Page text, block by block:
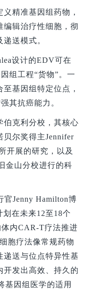
精准基因组药物，
编辑治疗性细胞，彻
送模式。
设计的EDV可在
组工程“货物”。一
基因组特定位点，
其抗癌能力。
伯克利分校，其核心
贝尔奖得主Jennifer
开展的研究，以及
金山分校进行的科
官Jenny Hamilton博
在未来12至18个
内CAR-T疗法推进
胞疗法像常规药物
递送与位点特异性基
开发出高效、持久的
基因组医学的适用